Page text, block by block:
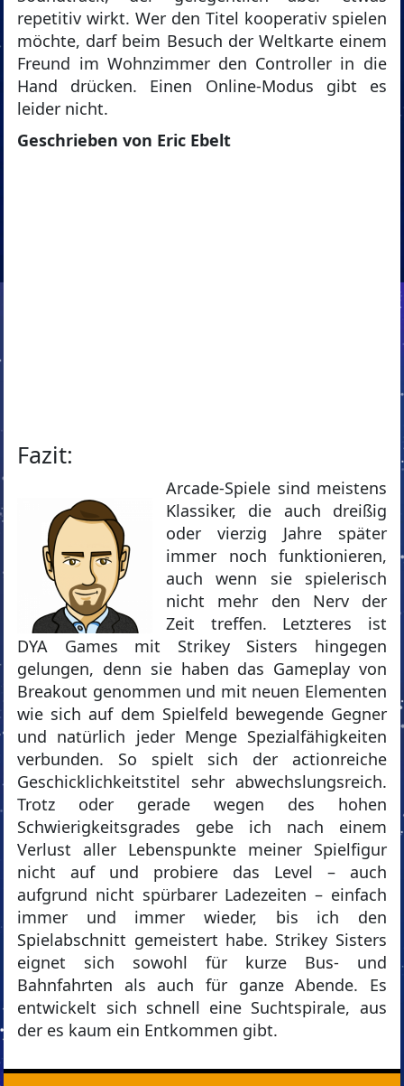
repetitiv wirkt. Wer den Titel kooperativ spielen
möchte, darf beim Besuch der Weltkarte einem
Freund im Wohnzimmer den Controller in die
Hand drücken. Einen Online-Modus gibt es
leider nicht.
Geschrieben von Eric Ebelt
Fazit:
Arcade-Spiele sind meistens
Klassiker, die auch dreißig
oder vierzig Jahre später
immer noch funktionieren,
auch wenn sie spielerisch
nicht mehr den Nerv der
Zeit treffen. Letzteres ist
DYA Games mit Strikey Sisters hingegen
gelungen, denn sie haben das Gameplay von
Breakout genommen und mit neuen Elementen
wie sich auf dem Spielfeld bewegende Gegner
und natürlich jeder Menge Spezialfähigkeiten
verbunden. So spielt sich der actionreiche
Geschicklichkeitstitel sehr abwechslungsreich.
Trotz oder gerade wegen des hohen
Schwierigkeitsgrades gebe ich nach einem
Verlust aller Lebenspunkte meiner Spielfigur
nicht auf und probiere das Level – auch
aufgrund nicht spürbarer Ladezeiten – einfach
immer und immer wieder, bis ich den
Spielabschnitt gemeistert habe. Strikey Sisters
eignet sich sowohl für kurze Bus- und
Bahnfahrten als auch für ganze Abende. Es
entwickelt sich schnell eine Suchtspirale, aus
der es kaum ein Entkommen gibt.